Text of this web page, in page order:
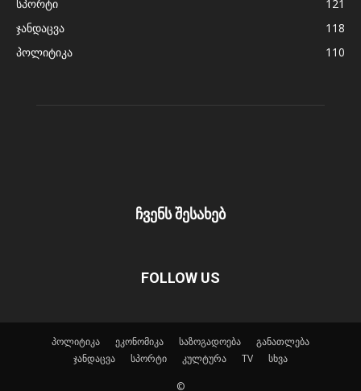
სპორტი
121
ჯანდაცვა
118
პოლიტიკა
110
ჩვენს შესახებ
FOLLOW US
პოლიტიკა ეკონომიკა საზოგადოება
განათლება
ჯანდაცვა
სპორტი კულტურა TV სხვა
©